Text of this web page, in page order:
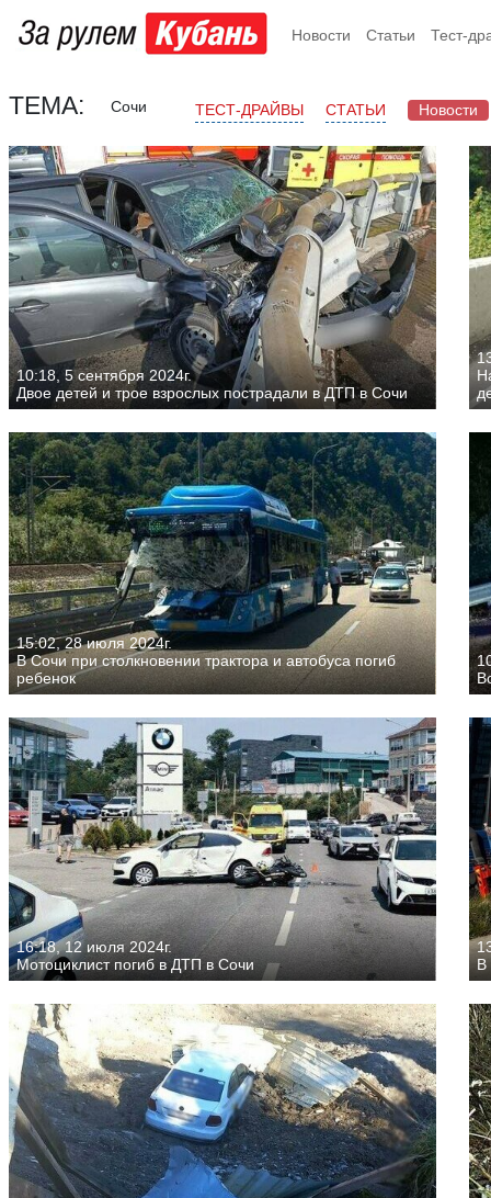
Новости Статьи Тест-
ТЕМА: Сочи ТЕСТ-ДРАЙВЫ СТАТЬИ Новости
10:18, 5 сентября 2024г.
Двое детей и трое взрослых пострадали в ДТП в Сочи
15:02, 28 июля 2024г.
В Сочи при столкновении трактора и автобуса погиб
ребенок
16:18, 12 июля 2024г.
Мотоциклист погиб в ДТП в Сочи
В